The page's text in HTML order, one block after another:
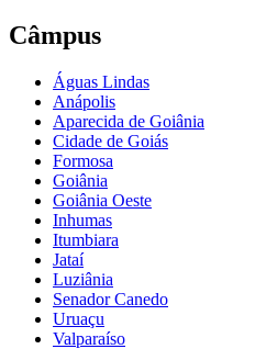
Câmpus
Águas Lindas
Anápolis
Aparecida de Goiânia
Cidade de Goiás
Formosa
Goiânia
Goiânia Oeste
Inhumas
Itumbiara
Jataí
Luziânia
Senador Canedo
Uruaçu
Valparaíso